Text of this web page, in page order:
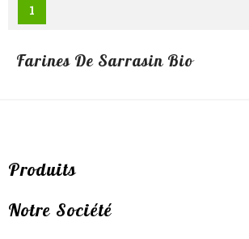
1
Farines De Sarrasin Bio
Produits
Notre Société